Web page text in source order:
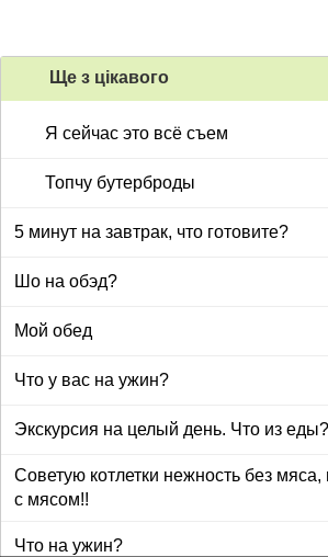
Ще з цiкавого
Я сейчас это всё съем
Топчу бутерброды
5 минут на завтрак, что готовите?
Шо на обэд?
Мой обед
Что у вас на ужин?
Экскурсия на целый день. Что из еды?
Советую котлетки нежность без мяса,
с мясом!!
Что на ужин?